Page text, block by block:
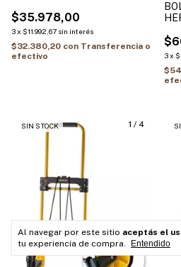
Al navegar por este sitio aceptás el
tu experiencia de compra.
Entendido
$35.978,00
3x $11.992,67 sin interés
$32.380,20 con Transferencia o
efectivo
3x
1 / 4
SIN STOCK